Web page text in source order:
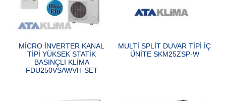
MİCRO İNVERTER KANAL
TİPİ YÜKSEK STATİK
BASINÇLI KLİMA
FDU250VSAWVH-SET
MULTİ SPLİT DUVAR TİPİ İÇ
ÜNİTE SKM25ZSP-W